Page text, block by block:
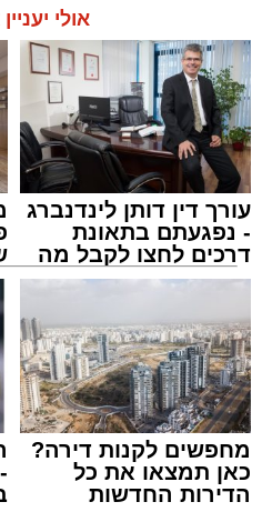
אולי
עורך דין דותן לינדנברג
- נפגעתם בתאונת
דרכים לחצו לקבל מה
שמגיע לכם
מחפשים לקנות דירה?
כאן תמצאו את כל
הדירות החדשות